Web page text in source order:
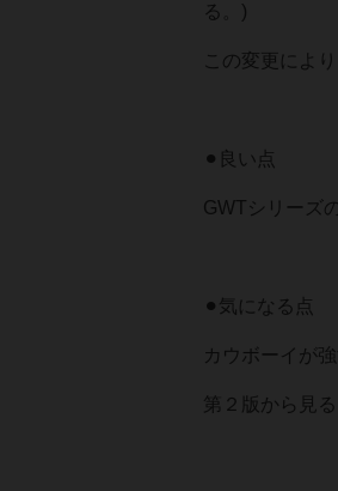
る。)
この変更によ
⚫︎良い点
GWTシリーズ
⚫︎気になる点
カウボーイが
第２版から見